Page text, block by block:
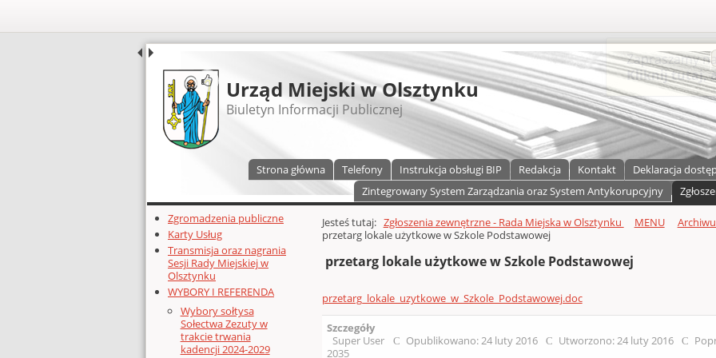
UDOSTĘPNIJ
Urząd Miejski w Olsztynku
Biuletyn Informacji Publicznej
Strona główna Telefony Instrukcja obsługi BIP Redakcja Kontakt Deklaracja
Zintegrowany System Zarządzania oraz System Antykorupcyjny
Dodatkowe zasoby (lewa kolumna)
Zgromadzenia publiczne
Karty Usług
Transmisja oraz nagrania
Sesji Rady Miejskiej w
Olsztynku
WYBORY I REFERENDA
Wybory sołtysa
Sołectwa Zezuty w
trakcie trwania
kadencji 2024-2029
Głównej zawartości
Jesteś tutaj: Zgłoszenia zewnętrzne - Rada Miejska w Olsztynku MENU
przetarg lokale użytkowe w Szkole Podstawowej
przetarg lokale użytkowe w Szkole Podstawowej
przetarg_lokale_uzytkowe_w_Szkole_Podstawowej.doc
Szczegóły
Super User
Opublikowano: 24 luty 2016 Utworzono: 24 luty 2016
2035